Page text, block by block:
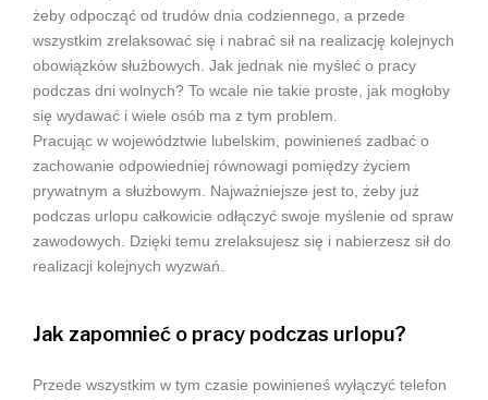
żeby odpocząć od trudów dnia codziennego, a przede
wszystkim zrelaksować się i nabrać sił na realizację kolejnych
obowiązków służbowych. Jak jednak nie myśleć o pracy
podczas dni wolnych? To wcale nie takie proste, jak mogłoby
się wydawać i wiele osób ma z tym problem.
Pracując w województwie lubelskim, powinieneś zadbać o
zachowanie odpowiedniej równowagi pomiędzy życiem
prywatnym a służbowym. Najważniejsze jest to, żeby już
podczas urlopu całkowicie odłączyć swoje myślenie od spraw
zawodowych. Dzięki temu zrelaksujesz się i nabierzesz sił do
realizacji kolejnych wyzwań.
Jak zapomnieć o pracy podczas urlopu?
Przede wszystkim w tym czasie powinieneś wyłączyć telefon